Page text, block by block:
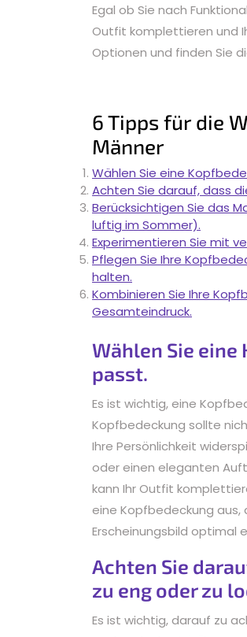
Egal ob Sie nach
Outfit komplettieren und
Optionen und finden Sie
6 Tipps für die
Männer
Wählen Sie eine
Achten Sie darauf, dass
Berücksichtigen Sie das
luftig im Sommer).
Experimentieren Sie mit
Pflegen Sie Ihre
halten.
Kombinieren Sie Ihre
Gesamteindruck.
Wählen Sie
passt.
Es ist wichtig, eine
Kopfbedeckung sollte
Ihre Persönlichkeit
oder einen eleganten
kann Ihr Outfit
eine Kopfbedeckung aus,
Erscheinungsbild optimal
Achten Sie
zu eng oder zu
Es ist wichtig, darauf zu